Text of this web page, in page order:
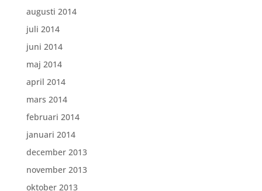
augusti 2014
juli 2014
juni 2014
maj 2014
april 2014
mars 2014
februari 2014
januari 2014
december 2013
november 2013
oktober 2013